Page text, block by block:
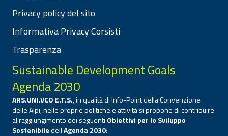
Privacy policy del sito
Informativa Privacy Corsisti
Trasparenza
Sustainable Development Goals
Agenda 2030
ARS.UNI.VCO E.T.S., in qualità di Info-Point della Convenzione
delle Alpi, nelle proprie politiche e attività si propone di contribuire
al raggiungimento dei seguenti Obiettivi per lo Sviluppo
Sostenibiledell’Agenda 2030: